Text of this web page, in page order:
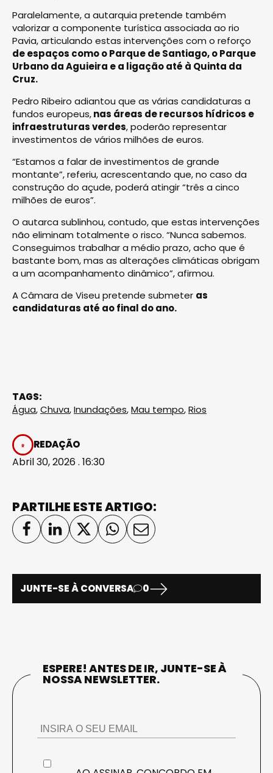
Paralelamente, a autarquia pretende também
valorizar a componente turística associada ao rio
Pavia, articulando estas intervenções com o reforço
de espaços como o Parque de Santiago, o Parque
Urbano da Aguieira e a ligação até à Quinta da
Cruz.
Pedro Ribeiro adiantou que as várias candidaturas a
fundos europeus,nas áreas de recursos hídricos e
infraestruturas verdes, poderão representar
investimentos de vários milhões de euros.
“Estamos a falar de investimentos de grande
montante”, referiu, acrescentando que, no caso da
construção do açude, poderá atingir “três a cinco
milhões de euros”.
O autarca sublinhou, contudo, que estas intervenções
não eliminam totalmente o risco. “Nunca sabemos.
Conseguimos trabalhar a médio prazo, acho que é
bastante bom, mas as alterações climáticas obrigam
a um acompanhamento dinâmico”, afirmou.
A Câmara de Viseu pretende submeter as
candidaturas até ao final do ano.
TAGS:
Água,Chuva,Inundações,Mau tempo,Rios
REDAÇÃO
Abril 30, 2026 . 16:30
PARTILHE ESTE ARTIGO:
JUNTE-SE À CONVERSA 0
ESPERE! ANTES DE IR, JUNTE-SE À
NOSSA NEWSLETTER.